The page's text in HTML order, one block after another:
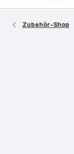
Zubehör-Shop